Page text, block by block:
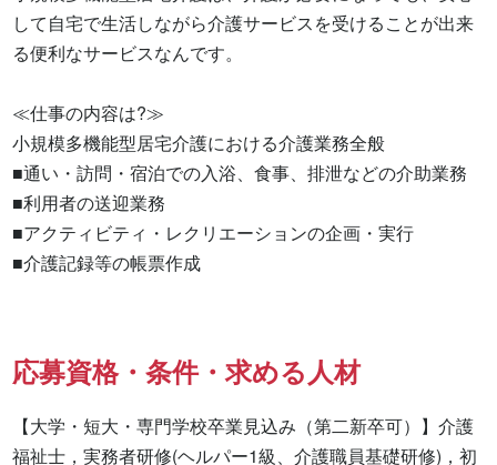
して自宅で生活しながら介護サービスを受けることが出来
る便利なサービスなんです。
≪仕事の内容は?≫
小規模多機能型居宅介護における介護業務全般
■通い・訪問・宿泊での入浴、食事、排泄などの介助業務
■利用者の送迎業務
■アクティビティ・レクリエーションの企画・実行
■介護記録等の帳票作成
応募資格・条件・求める人材
【大学・短大・専門学校卒業見込み（第二新卒可）】介護
福祉士，実務者研修(ヘルパー1級、介護職員基礎研修)，初